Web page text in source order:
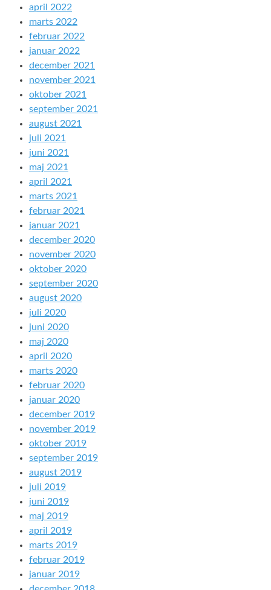
april 2022
marts 2022
februar 2022
januar 2022
december 2021
november 2021
oktober 2021
september 2021
august 2021
juli 2021
juni 2021
maj 2021
april 2021
marts 2021
februar 2021
januar 2021
december 2020
november 2020
oktober 2020
september 2020
august 2020
juli 2020
juni 2020
maj 2020
april 2020
marts 2020
februar 2020
januar 2020
december 2019
november 2019
oktober 2019
september 2019
august 2019
juli 2019
juni 2019
maj 2019
april 2019
marts 2019
februar 2019
januar 2019